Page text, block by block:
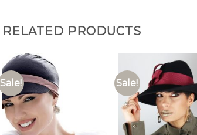
RELATED PRODUCTS
Sale! Sale!